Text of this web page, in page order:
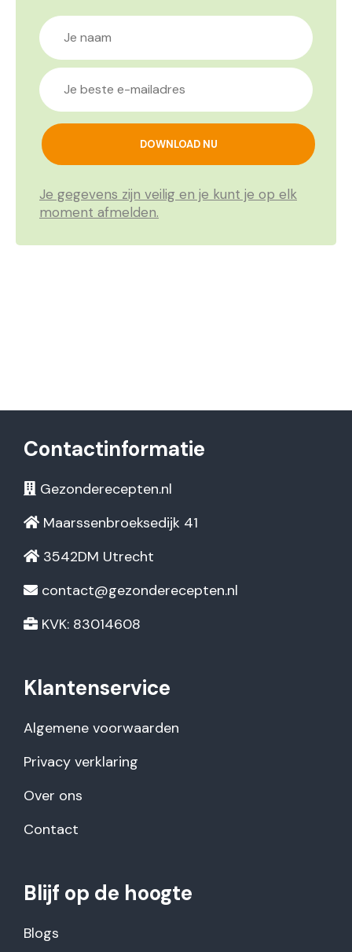
Je gegevens zijn veilig en je kunt je op elk
moment afmelden.
Contactinformatie
Gezonderecepten.nl
Maarssenbroeksedijk 41
3542DM Utrecht
contact@gezonderecepten.nl
KVK: 83014608
Klantenservice
Algemene voorwaarden
Privacy verklaring
Over ons
Contact
Blijf op de hoogte
Blogs